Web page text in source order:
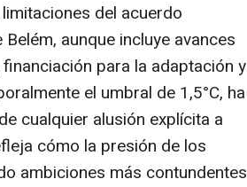
del acuerdo
aunque incluye avances
para la adaptación y
el umbral de 1,5°C, ha
cualquier alusión explícita a
cómo la presión de los
ambiciones más contundentes